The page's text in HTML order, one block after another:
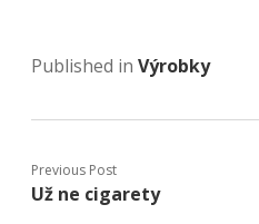
Published in Výrobky
Previous Post
Už ne cigarety